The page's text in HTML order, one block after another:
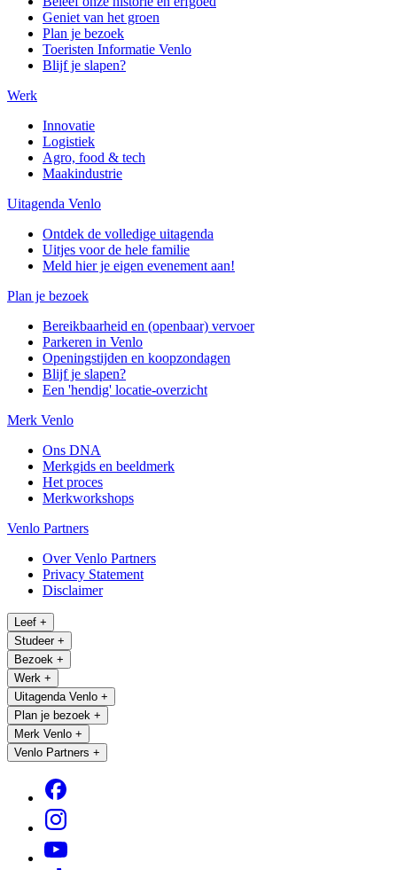
Geniet van het groen
Plan je bezoek
Toeristen Informatie Venlo
Blijf je slapen?
Werk
Innovatie
Logistiek
Agro, food & tech
Maakindustrie
Uitagenda Venlo
Ontdek de volledige uitagenda
Uitjes voor de hele familie
Meld hier je eigen evenement aan!
Plan je bezoek
Bereikbaarheid en (openbaar) vervoer
Parkeren in Venlo
Openingstijden en koopzondagen
Blijf je slapen?
Een 'hendig' locatie-overzicht
Merk Venlo
Ons DNA
Merkgids en beeldmerk
Het proces
Merkworkshops
Venlo Partners
Over Venlo Partners
Privacy Statement
Disclaimer
Leef +
Studeer +
Bezoek +
Werk +
Uitagenda Venlo +
Plan je bezoek +
Merk Venlo +
Venlo Partners +